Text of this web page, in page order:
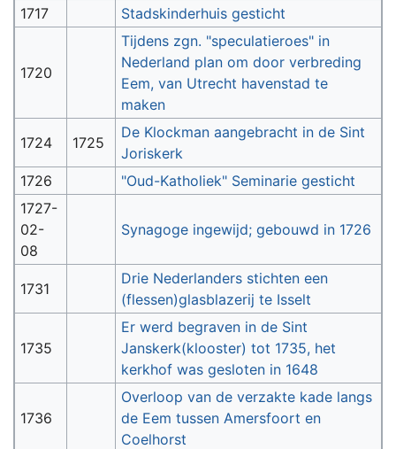
1717
Stadskinderhuis gesticht
1720
Tijdens zgn. "speculatieroes" in
Nederland plan om door verbreding
Eem, van Utrecht havenstad te
maken
1724 1725
De Klockman aangebracht in de Sint
Joriskerk
1726
"Oud-Katholiek" Seminarie gesticht
1727-
02-
08
Synagoge ingewijd; gebouwd in 1726
1731
Drie Nederlanders stichten een
(flessen)glasblazerij te Isselt
1735
Er werd begraven in de Sint
Janskerk(klooster) tot 1735, het
kerkhof was gesloten in 1648
1736
Overloop van de verzakte kade langs
de Eem tussen Amersfoort en
Coelhorst